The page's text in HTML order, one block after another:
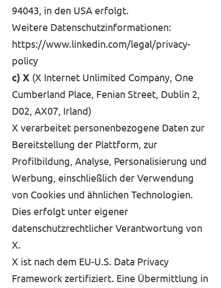
Volt in ganz Europa
Volt ist in über 30 Ländern in Europa vertreten.
in anderen Ländern.
Volt Europa
Alle Volt Websites
94043, in den USA erfolgt.
Weitere Datenschutzinformationen:
https://www.linkedin.com/legal/privacy-
policy
c) X (X Internet Unlimited Company, One
Cumberland Place, Fenian Street, Dublin 2,
D02, AX07, Irland)
X verarbeitet personenbezogene Daten zur
Bereitstellung der Plattform, zur
Profilbildung, Analyse, Personalisierung und
Werbung, einschließlich der Verwendung
von Cookies und ähnlichen Technologien.
Dies erfolgt unter eigener
datenschutzrechtlicher Verantwortung von
X.
X ist nach dem EU-U.S. Data Privacy
Framework zertifiziert. Eine Übermittlung in